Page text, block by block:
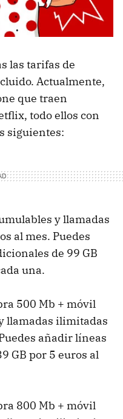
las tarifas de
Actualmente,
que traen
todo ellos con
siguientes:
y llamadas
al mes. Puedes
de 99 GB
una.
500 Mb + móvil
llamadas ilimitadas
añadir líneas
GB por 5 euros al
800 Mb + móvil